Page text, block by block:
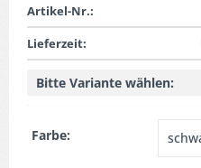
Artikel-Nr.:
Lieferzeit:
Bitte Variante wählen:
Farbe: